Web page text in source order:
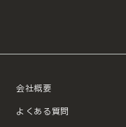
会社概要
よくある質問